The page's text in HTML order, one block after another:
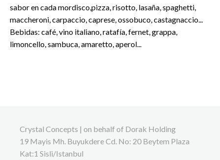
sabor en cada mordisco,pizza, risotto, lasaña, spaghetti,
maccheroni, carpaccio, caprese, ossobuco, castagnaccio...
Bebidas: café, vino italiano, ratafía, fernet, grappa,
limoncello, sambuca, amaretto, aperol...
Crystal Concepts | on behalf of Dorak Holding
19 Mayis Mh. Buyukdere Cd. No: 20 Beytem Plaza
Kat:1 Sisli/Istanbul